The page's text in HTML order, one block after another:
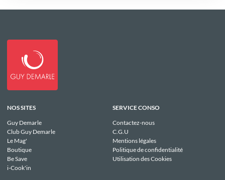
NOS SITES
Guy Demarle
Club Guy Demarle
Le Mag'
Boutique
Be Save
i-Cook'in
SERVICE CONSO
Contactez-nous
C.G.U
Mentions légales
Politique de confidentialité
Utilisation des Cookies